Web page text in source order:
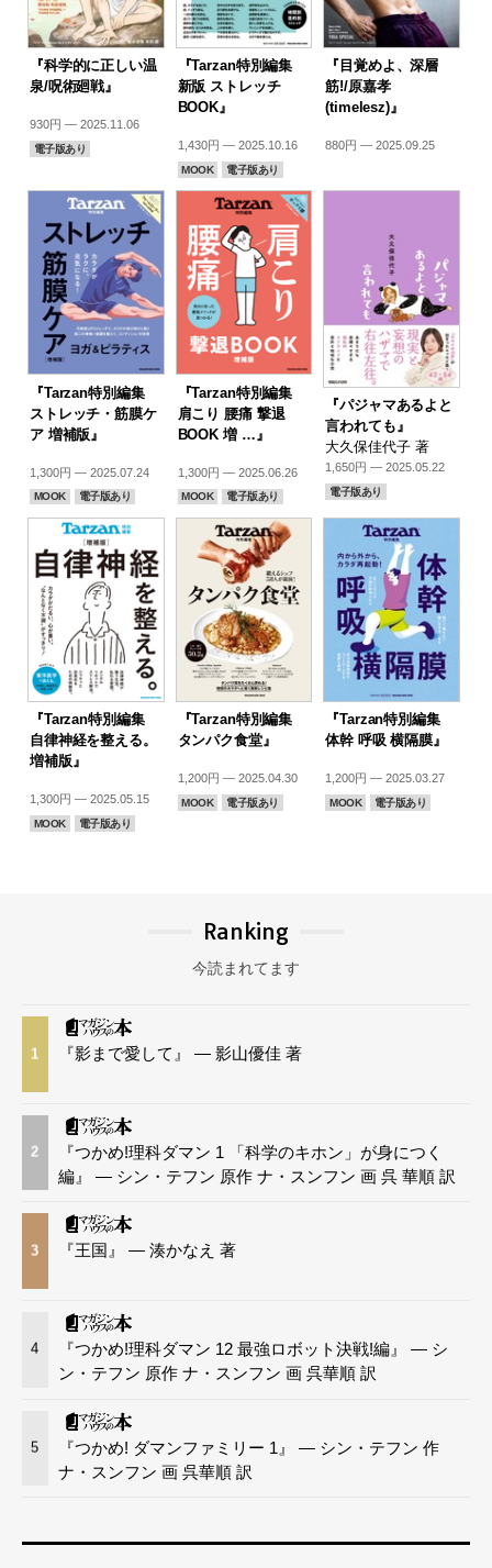
『科学的に正しい温
泉/呪術廻戦』
930円 — 2025.11.06
電子版あり
『Tarzan特別編集
新版 ストレッチ
BOOK』
1,430円 — 2025.10.16
MOOK 電子版あり
『目覚めよ、深層
筋!/原嘉孝
(timelesz)』
880円 — 2025.09.25
『Tarzan特別編集
ストレッチ・筋膜ケ
ア 増補版』
1,300円 — 2025.07.24
MOOK 電子版あり
『Tarzan特別編集
肩こり 腰痛 撃退
BOOK 増 …』
1,300円 — 2025.06.26
MOOK 電子版あり
『パジャマあるよと
言われても』
大久保佳代子 著
1,650円 — 2025.05.22
電子版あり
『Tarzan特別編集
自律神経を整える。
増補版』
1,300円 — 2025.05.15
MOOK 電子版あり
『Tarzan特別編集
タンパク食堂』
1,200円 — 2025.04.30
MOOK 電子版あり
『Tarzan特別編集
体幹 呼吸 横隔膜』
1,200円 — 2025.03.27
MOOK 電子版あり
Ranking
今読まれてます
1 『影まで愛して』 — 影山優佳 著
2
『つかめ!理科ダマン 1 「科学のキホン」が身につく
編』 — シン・テフン 原作 ナ・スンフン 画 呉 華順 訳
3 『王国』 — 湊かなえ 著
4
『つかめ!理科ダマン 12 最強ロボット決戦!編』 — シ
ン・テフン 原作 ナ・スンフン 画 呉華順 訳
5
『つかめ! ダマンファミリー 1』 — シン・テフン 作
ナ・スンフン 画 呉華順 訳